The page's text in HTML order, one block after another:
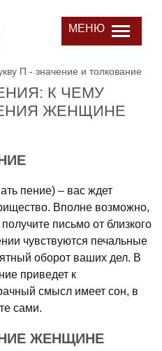
МЕНЮ
П - значение и толкование
К ЧЕМУ
ЖЕНЩИНЕ
пение) – вас ждет
Вполне возможно,
письмо от близкого
чувствуются печальные
оборот ваших дел. В
приведет к
смысл имеет сон, в
сами.
ЖЕНЩИНЕ